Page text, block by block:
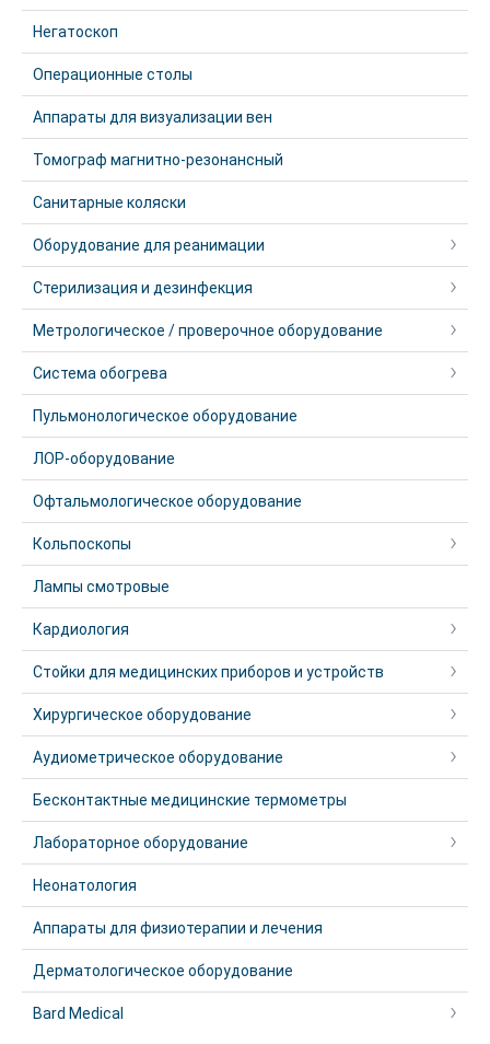
Негатоскоп
Операционные столы
Аппараты для визуализации вен
Томограф магнитно-резонансный
Санитарные коляски
Оборудование для реанимации
Стерилизация и дезинфекция
Метрологическое / проверочное оборудование
Система обогрева
Пульмонологическое оборудование
ЛОР-оборудование
Офтальмологическое оборудование
Кольпоскопы
Лампы смотровые
Кардиология
Стойки для медицинских приборов и устройств
Хирургическое оборудование
Аудиометрическое оборудование
Бесконтактные медицинские термометры
Лабораторное оборудование
Неонатология
Аппараты для физиотерапии и лечения
Дерматологическое оборудование
Bard Medical